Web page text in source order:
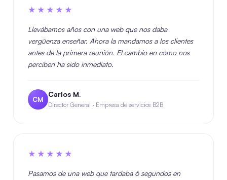
★★★★★
Llevábamos años con una web que nos daba
vergüenza enseñar. Ahora la mandamos a los clientes
antes de la primera reunión. El cambio en cómo nos
perciben ha sido inmediato.
CM
Carlos M.
Director General · Empresa de servicios B2B
★★★★★
Pasamos de una web que tardaba 6 segundos en